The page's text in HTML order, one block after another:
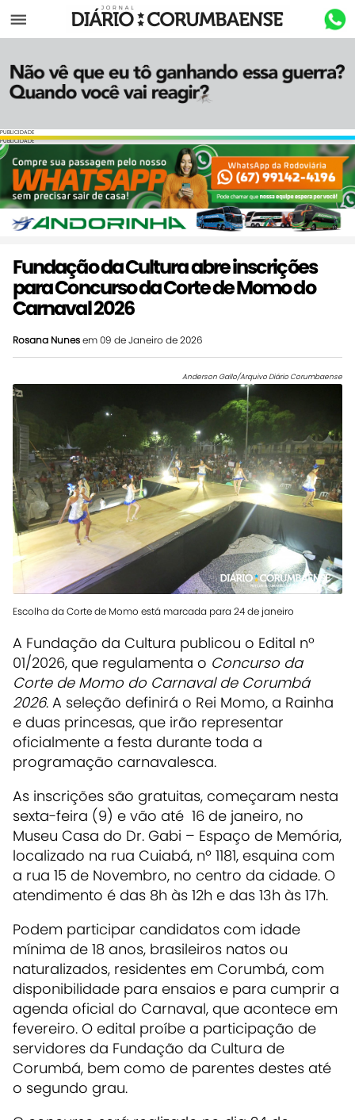
Menu
PUBLICIDADE
PUBLICIDADE
Fundação da Cultura abre inscrições
para Concurso da Corte de Momo do
Carnaval 2026
Rosana Nunesem 09 de Janeiro de 2026
Anderson Gallo/Arquivo Diário Corumbaense
Escolha da Corte de Momo está marcada para 24 de janeiro
A Fundação da Cultura publicou o Edital nº
01/2026, que regulamenta o Concurso da
Corte de Momo do Carnaval de Corumbá
2026. A seleção definirá o Rei Momo, a Rainha
e duas princesas, que irão representar
oficialmente a festa durante toda a
programação carnavalesca.
As inscrições são gratuitas, começaram nesta
sexta-feira (9) e vão até 16 de janeiro, no
Museu Casa do Dr. Gabi – Espaço de Memória,
localizado na rua Cuiabá, nº 1181, esquina com
a rua 15 de Novembro, no centro da cidade. O
atendimento é das 8h às 12h e das 13h às 17h.
Podem participar candidatos com idade
mínima de 18 anos, brasileiros natos ou
naturalizados, residentes em Corumbá, com
disponibilidade para ensaios e para cumprir a
agenda oficial do Carnaval, que acontece em
fevereiro. O edital proíbe a participação de
servidores da Fundação da Cultura de
Corumbá, bem como de parentes destes até
o segundo grau.